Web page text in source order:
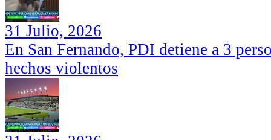
31 Julio, 2026
En San Fernando, PDI detiene a 3
hechos violentos